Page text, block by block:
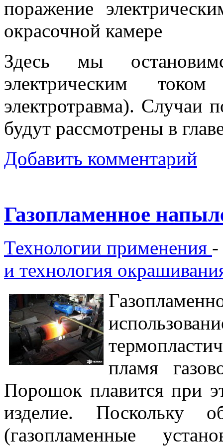
поражение
окрасочной камере
Здесь мы
электрическим
электротравма). Случаи
будут рассмотрены в
Добавить комментарий
Газопламенное
Технологии применения -
и технология
пламя
Порошок плавится при
изделие. Поскольку
(газопламенные